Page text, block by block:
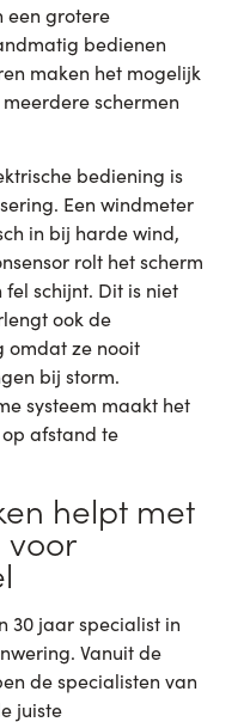
een grotere
bedienen
maken het mogelijk
schermen
bediening is
Een windmeter
in bij harde wind,
rolt het scherm
schijnt. Dit is niet
ook de
omdat ze nooit
bij storm.
systeem maakt het
afstand te
helpt met
30 jaar specialist in
Vanuit de
de specialisten van
juiste